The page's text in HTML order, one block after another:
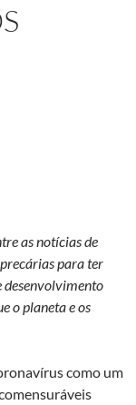
as notícias de
para ter
desenvolvimento
o planeta e os
como um